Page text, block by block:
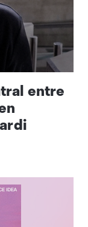
entre